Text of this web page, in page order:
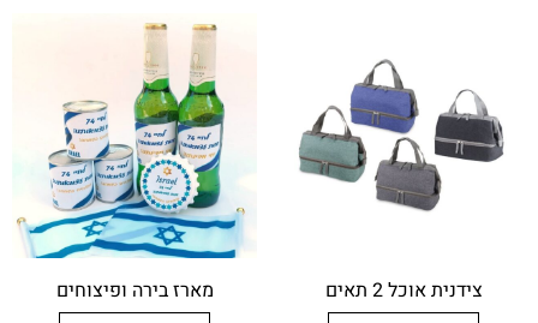
צידנית אוכל 2 תאים מארז בירה ופיצוחים